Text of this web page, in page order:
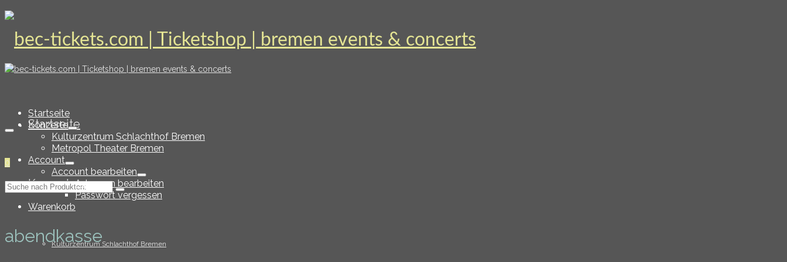
Startseite
Konzerte
Kulturzentrum Schlachthof Bremen
0
Suche
Startseite
Konzerte
Kulturzentrum Schlachthof Bremen
Metropol Theater Bremen
Account
Account bearbeiten
Adressen bearbeiten
Passwort vergessen
Warenkorb
abendkasse